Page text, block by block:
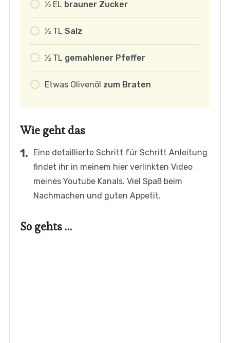
1⁄2 EL brauner Zucker
1⁄2 TL Salz
1⁄2 TL gemahlener Pfeffer
Etwas Olivenöl zum Braten
Wie geht das
Eine detaillierte Schritt für Schritt Anleitung
findet ihr in meinem hier verlinkten Video
meines Youtube Kanals. Viel Spaß beim
Nachmachen und guten Appetit.
So gehts …